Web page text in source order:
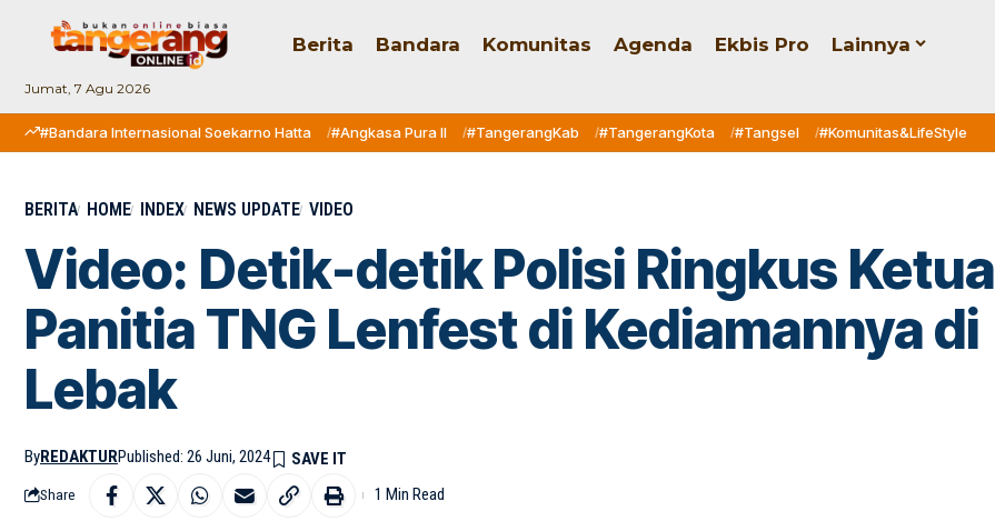
Jumat, 7 Agu 2026
Berita Bandara Komunitas Agenda Ekbis Pro Lainnya
#Bandara Internasional Soekarno Hatta #Angkasa Pura II #TangerangKab #TangerangKota #Tangsel #Komunitas&LifeStyle
BERITA HOME INDEX NEWS UPDATE VIDEO
Video: Detik-detik Polisi Ringkus Ketua
Panitia TNG Lenfest di Kediamannya di
Lebak
ByREDAKTURPublished: 26 Juni, 2024
Share 1 Min Read